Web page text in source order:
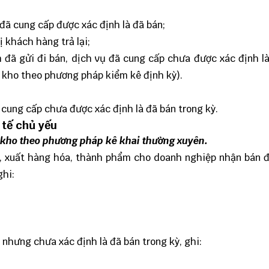
cung cấp được xác định là đã bán;
khách hàng trả lại;
gửi đi bán, dịch vụ đã cung cấp chưa được xác định
theo phương pháp kiểm kê định kỳ).
cấp chưa được xác định là đã bán trong kỳ.
chủ yếu
theo phương pháp kê khai thường xuyên.
hàng hóa, thành phẩm cho doanh nghiệp nhận bán
chưa xác định là đã bán trong kỳ, ghi: